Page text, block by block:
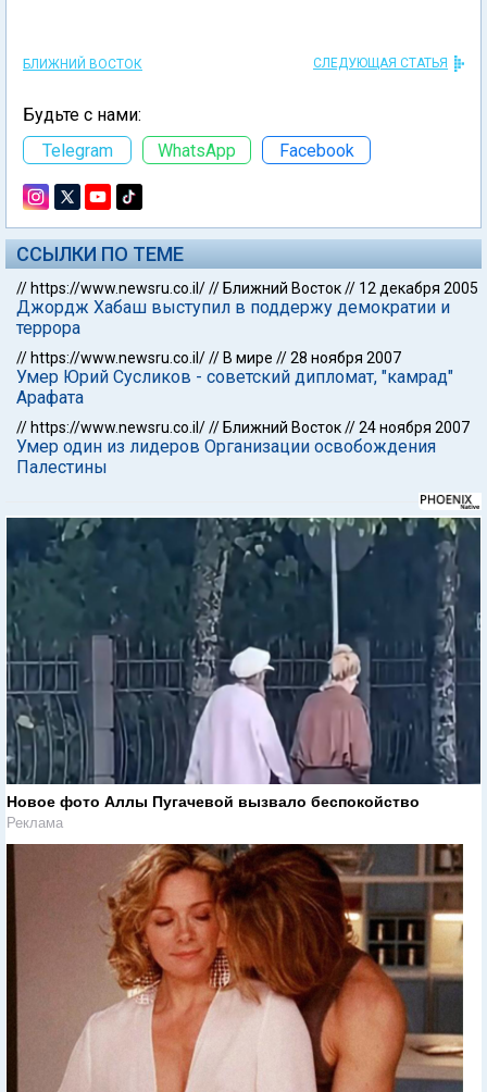
БЛИЖНИЙ ВОСТОК СЛЕДУЮЩАЯ СТАТЬЯ
Будьте с нами:
Telegram
WhatsApp Facebook
ССЫЛКИ ПО ТЕМЕ
// https://www.newsru.co.il/// Ближний Восток// 12 декабря 2005
Джордж Хабаш выступил в поддержу демократии и
террора
// https://www.newsru.co.il/// В мире //28 ноября 2007
Умер Юрий Сусликов - советский дипломат, "камрад"
Арафата
// https://www.newsru.co.il/// Ближний Восток//24 ноября 2007
Умер один из лидеров Организации освобождения
Палестины
Новое фото Аллы Пугачевой вызвало беспокойство
Реклама